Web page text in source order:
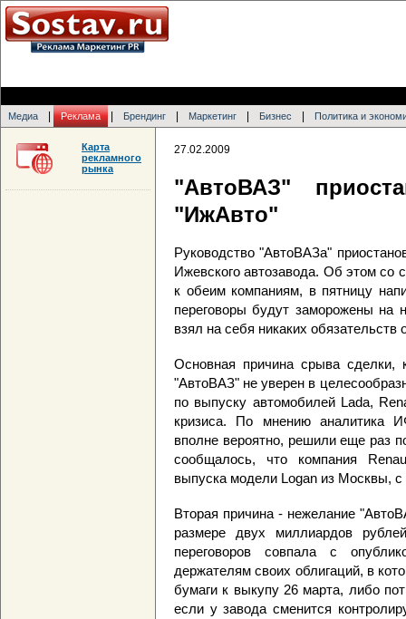
Медиа Реклама Брендинг Маркетинг Бизнес Политика и
27.02.2009
"АвтоВАЗ"
"ИжАвто"
Руководство "АвтоВАЗа"
Ижевского автозавода. Об этом со
к обеим компаниям, в пятницу
переговоры будут заморожены на
взял на себя никаких обязательств
Основная причина срыва сделки,
"АвтоВАЗ" не уверен в
по выпуску автомобилей Lada,
кризиса. По мнению аналитика
вполне вероятно, решили еще раз
сообщалось, что компания
выпуска модели Logan из Москвы,
Вторая причина - нежелание
размере двух миллиардов
переговоров совпала с
держателям своих облигаций, в
бумаги к выкупу 26 марта, либо
если у завода сменится
Карта
рекламного
рынка